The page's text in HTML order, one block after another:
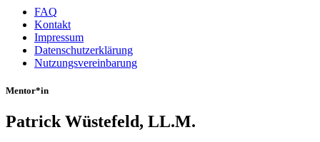
FAQ
Kontakt
Impressum
Datenschutzerklärung
Nutzungsvereinbarung
Mentor*in
Patrick Wüstefeld, LL.M.